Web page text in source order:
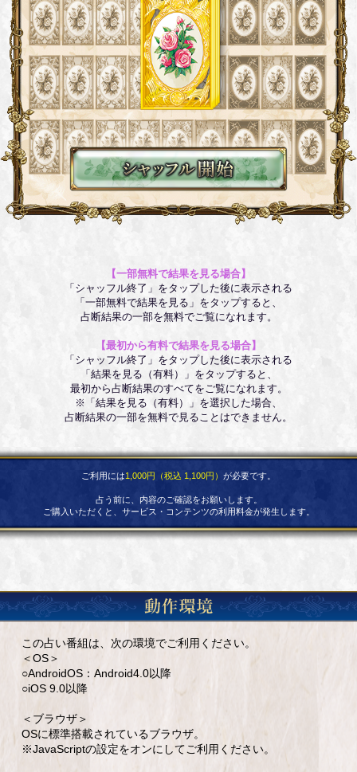
【一部無料で結果を見る場合】
「シャッフル終了」をタップした後に表示される
「一部無料で結果を見る」をタップすると、
占断結果の一部を無料でご覧になれます。
【最初から有料で結果を見る場合】
「シャッフル終了」をタップした後に表示される
「結果を見る（有料）」をタップすると、
最初から占断結果のすべてをご覧になれます。
※「結果を見る（有料）」を選択した場合、
占断結果の一部を無料で見ることはできません。
ご利用には1,000円（税込 1,100円） が必要です。
占う前に、内容のご確認をお願いします。
ご購入いただくと、サービス・コンテンツの利用料金が発生します。
この占い番組は、次の環境でご利用ください。
＜OS＞
○AndroidOS：Android4.0以降
○iOS 9.0以降
＜ブラウザ＞
OSに標準搭載されているブラウザ。
※JavaScriptの設定をオンにしてご利用ください。